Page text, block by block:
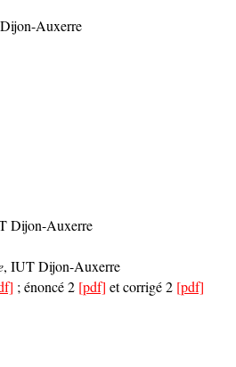
Auxerre
Dijon-Auxerre
, IUT Dijon-Auxerre
; énoncé 2 [pdf] et corrigé2 [pdf]